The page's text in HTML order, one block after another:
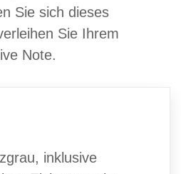
Sie sich dieses
Sie Ihrem
Note.
inklusive